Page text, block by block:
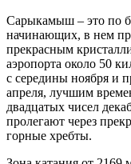
Сарыкамыш – это по
начинающих, в нем
прекрасным
аэропорта около 50
с середины ноября и
апреля, лучшим
двадцатых чисел
пролегают через
горные хребты.